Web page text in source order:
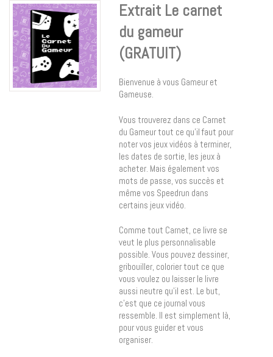
Extrait Le carnet
du gameur
(GRATUIT)
Bienvenue à vous Gameur et
Gameuse.
Vous trouverez dans ce Carnet
du Gameur tout ce qu’il faut pour
noter vos jeux vidéos à terminer,
les dates de sortie, les jeux à
acheter. Mais également vos
mots de passe, vos succès et
même vos Speedrun dans
certains jeux vidéo.
Comme tout Carnet, ce livre se
veut le plus personnalisable
possible. Vous pouvez dessiner,
gribouiller, colorier tout ce que
vous voulez ou laisser le livre
aussi neutre qu’il est. Le but,
c’est que ce journal vous
ressemble. Il est simplement là,
pour vous guider et vous
organiser.